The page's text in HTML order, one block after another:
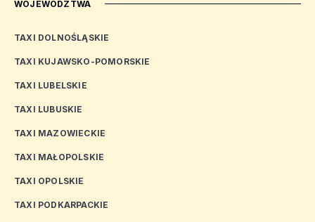
WOJEWÓDZTWA
TAXI DOLNOŚLĄSKIE
TAXI KUJAWSKO-POMORSKIE
TAXI LUBELSKIE
TAXI LUBUSKIE
TAXI MAZOWIECKIE
TAXI MAŁOPOLSKIE
TAXI OPOLSKIE
TAXI PODKARPACKIE